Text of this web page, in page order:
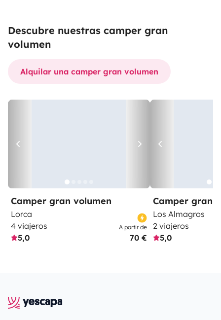
Descubre nuestras camper gran
volumen
Alquilar una camper gran volumen
Camper gran volumen
Lorca
4 viajeros
5,0
A partir de
70 €
Camper gran
Los Almagros
2 viajeros
5,0